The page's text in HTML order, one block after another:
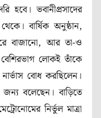
হবে। ভবানীপ্রসাদের
বার্ষিক অনুষ্ঠান,
বাজানো, আর তা-ও
লোকই তাঁকে
বোধ করছিলেন।
বলেছেন। বাড়িতে
নির্ভুল মাত্রা